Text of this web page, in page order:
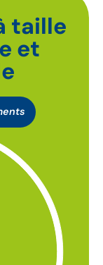
taille
et